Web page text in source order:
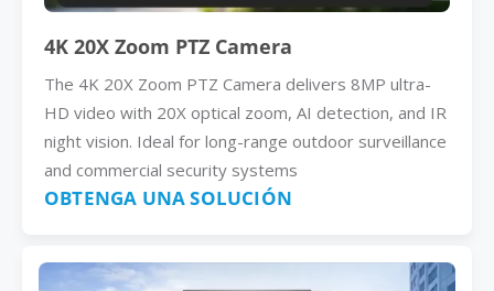
4K 20X Zoom PTZ Camera
The 4K 20X Zoom PTZ Camera delivers 8MP ultra-
HD video with 20X optical zoom, AI detection, and IR
night vision. Ideal for long-range outdoor surveillance
and commercial security systems
OBTENGA UNA SOLUCIÓN